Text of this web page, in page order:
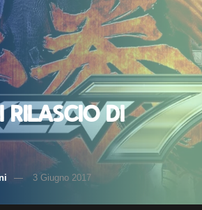
rilascio di
3 Giugno 2017